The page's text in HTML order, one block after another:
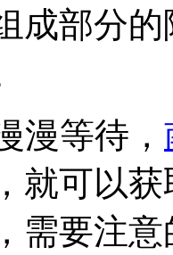
成部分
漫等待，
就可以
需要注